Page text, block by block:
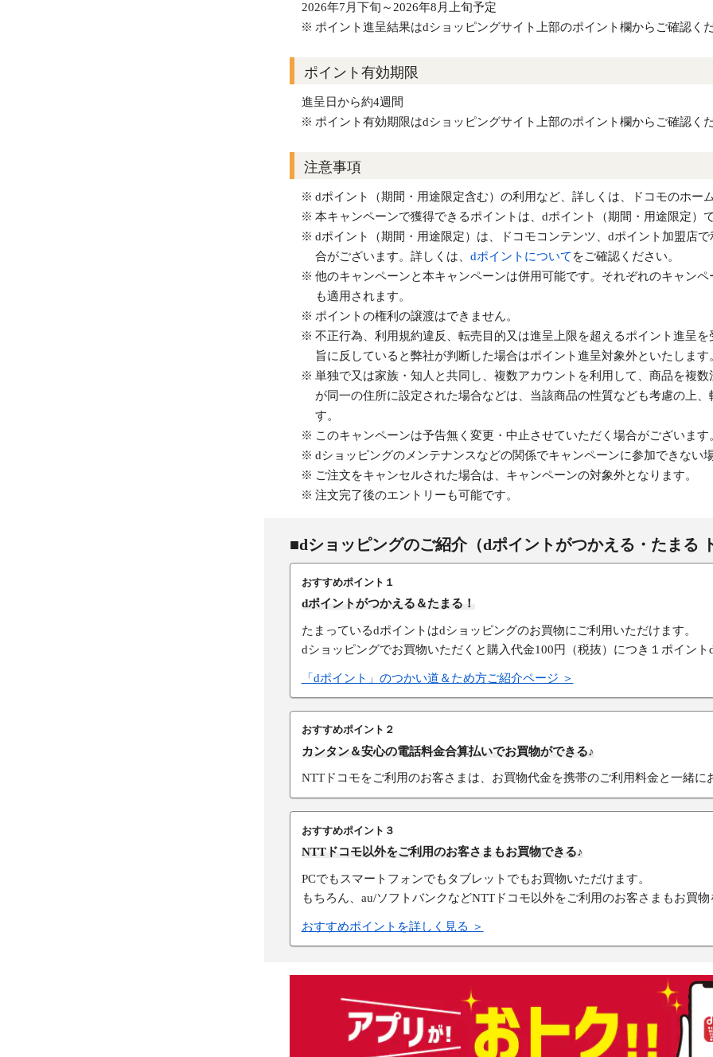
2026年7月下旬～2026年8月上旬予定
ポイント進呈結果はdショッピングサイト上部のポイント欄からご確認く
ポイント有効期限
進呈日から約4週間
ポイント有効期限はdショッピングサイト上部のポイント欄からご確認く
注意事項
dポイント（期間・用途限定含む）の利用など、詳しくは、ドコモのホー
本キャンペーンで獲得できるポイントは、dポイント（期間・用途限定）
dポイント（期間・用途限定）は、ドコモコンテンツ、dポイント加盟店
合がございます。詳しくは、 dポイントについて をご確認ください。
他のキャンペーンと本キャンペーンは併用可能です。それぞれのキャン
も適用されます。
ポイントの権利の譲渡はできません。
不正行為、利用規約違反、転売目的又は進呈上限を超えるポイント進呈
旨に反していると弊社が判断した場合はポイント進呈対象外といたします
単独で又は家族・知人と共同し、複数アカウントを利用して、商品を複
が同一の住所に設定された場合などは、当該商品の性質なども考慮の上
す。
このキャンペーンは予告無く変更・中止させていただく場合がございます
dショッピングのメンテナンスなどの関係でキャンペーンに参加できない
ご注文をキャンセルされた場合は、キャンペーンの対象外となります。
注文完了後のエントリーも可能です。
■dショッピングのご紹介（dポイントがつかえる・たまる
おすすめポイント１
dポイントがつかえる＆たまる！
たまっているdポイントはdショッピングのお買物にご利用いただけます。
dショッピングでお買物いただくと購入代金100円（税抜）につき１ポイン
「dポイント」のつかい道＆ため方ご紹介ページ ＞
おすすめポイント２
カンタン＆安心の電話料金合算払いでお買物ができる♪
NTTドコモをご利用のお客さまは、お買物代金を携帯のご利用料金と一緒に
おすすめポイント３
NTTドコモ以外をご利用のお客さまもお買物できる♪
PCでもスマートフォンでもタブレットでもお買物いただけます。
もちろん、au/ソフトバンクなどNTTドコモ以外をご利用のお客さまもお買
おすすめポイントを詳しく見る ＞